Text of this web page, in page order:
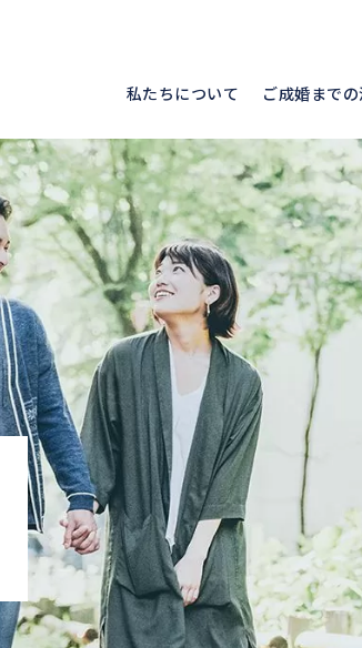
私たちについて ご成婚まで